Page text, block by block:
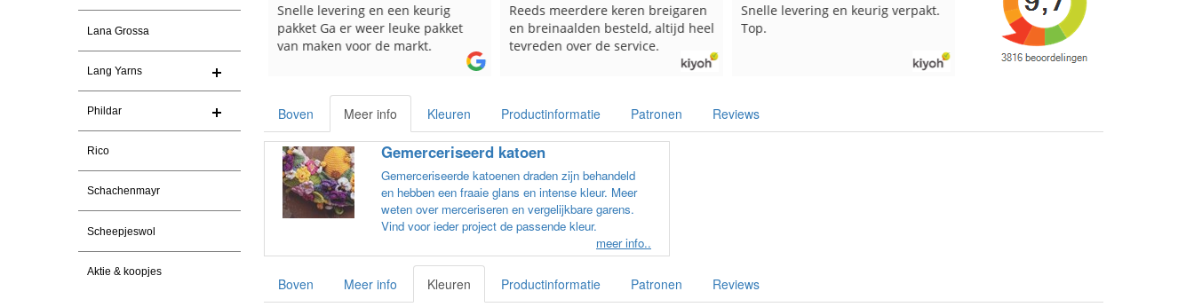
Lana Grossa
Lang Yarns
Phildar
Rico
Schachenmayr
Scheepjeswol
Aktie & koopjes
Snelle levering. En prima garen
Snelle levering en een keurig
pakket Ga er weer leuke pakket
van maken voor de markt.
Reeds meerdere keren breigaren
en breinaalden besteld, altijd heel
tevreden over de service.
Snelle levering en keurig verpakt.
Top.
Goed verpakt en snelgeleverd
Boven Meer info Kleuren Productinformatie Patronen Reviews
Gemerceriseerd katoen
Gemerceriseerde katoenen draden zijn behandeld
en hebben een fraaie glans en intense kleur. Meer
weten over merceriseren en vergelijkbare garens.
Vind voor ieder project de passende kleur.
meer info..
Boven Meer info Kleuren Productinformatie Patronen Reviews